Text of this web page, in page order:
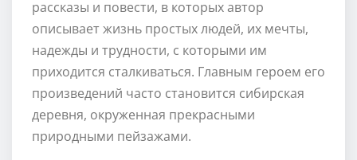
рассказы и повести, в которых автор
описывает жизнь простых людей, их мечты,
надежды и трудности, с которыми им
приходится сталкиваться. Главным героем его
произведений часто становится сибирская
деревня, окруженная прекрасными
природными пейзажами.